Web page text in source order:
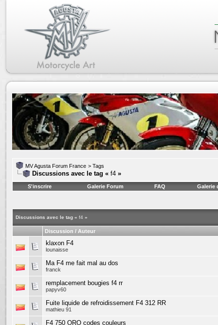
MV Agusta Forum France > Tags
Discussions avec le tag « f4 »
S'inscrire Galerie Forum FAQ Galerie
Discussions avec le tag « f4 »
Discussion / Auteur
klaxon F4
lounaisse
Ma F4 me fait mal au dos
franck
remplacement bougies f4 rr
papyv60
Fuite liquide de refroidissement F4 312 RR
mathieu 91
F4 750 ORO codes couleurs